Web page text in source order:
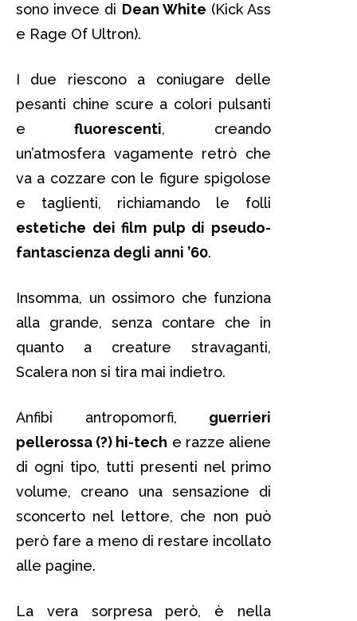
sono invece di Dean White (Kick Ass
e Rage Of Ultron).
I due riescono a coniugare delle
pesanti chine scure a colori pulsanti
e fluorescenti, creando
un’atmosfera vagamente retrò che
va a cozzare con le figure spigolose
e taglienti, richiamando le folli
estetiche dei film pulp di pseudo-
fantascienza degli anni ’60.
Insomma, un ossimoro che funziona
alla grande, senza contare che in
quanto a creature stravaganti,
Scalera non si tira mai indietro.
Anfibi antropomorfi, guerrieri
pellerossa (?) hi-tech e razze aliene
di ogni tipo, tutti presenti nel primo
volume, creano una sensazione di
sconcerto nel lettore, che non può
però fare a meno di restare incollato
alle pagine.
La vera sorpresa però, è nella